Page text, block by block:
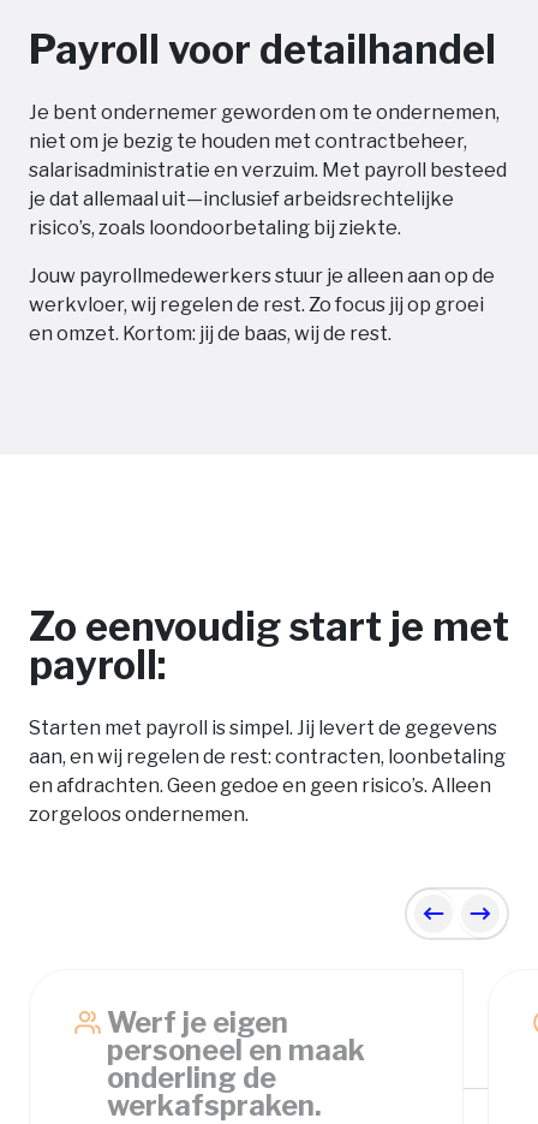
Payroll voor detailhandel
Je bent ondernemer geworden om te ondernemen,
niet om je bezig te houden met contractbeheer,
salarisadministratie en verzuim. Met payroll besteed
je dat allemaal uit—inclusief arbeidsrechtelijke
risico’s, zoals loondoorbetaling bij ziekte.
Jouw payrollmedewerkers stuur je alleen aan op de
werkvloer, wij regelen de rest. Zo focus jij op groei
en omzet. Kortom: jij de baas, wij de rest.
Zo eenvoudig start je met
payroll:
Starten met payroll is simpel. Jij levert de gegevens
aan, en wij regelen de rest: contracten, loonbetaling
en afdrachten. Geen gedoe en geen risico’s. Alleen
zorgeloos ondernemen.
Previous
Next
Werf je eigen
personeel en maak
onderling de
werkafspraken.